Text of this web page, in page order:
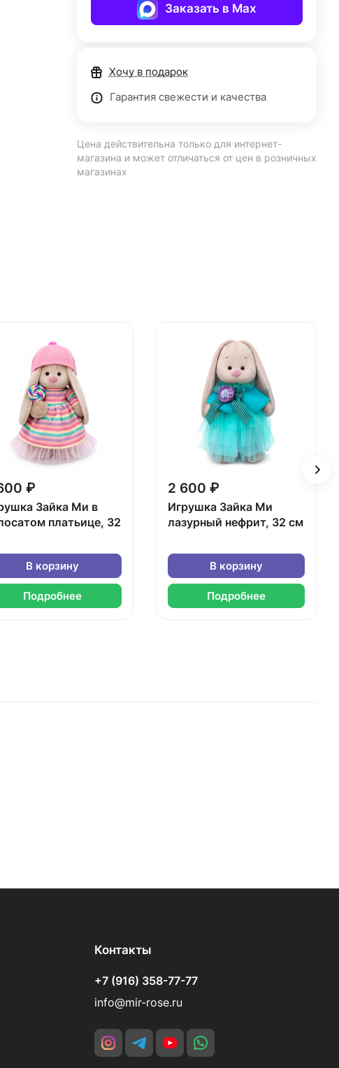
Заказать в Max
Хочу в подарок
Гарантия свежести и качества
Цена действительна только для интернет-
магазина и может отличаться от цен в розничных
магазинах
₽
Зайка Ми в
платьице, 32
В корзину
Подробнее
2 600 ₽
Игрушка Зайка Ми
лазурный нефрит, 32 см
В корзину
Подробнее
Контакты
+7 (916) 358-77-77
info@mir-rose.ru